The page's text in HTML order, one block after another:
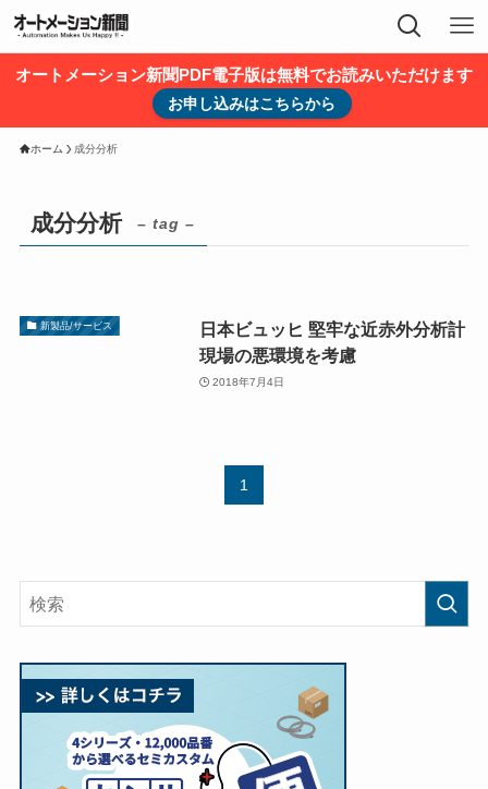
オートメーション新聞PDF電子版は無料でお読みいただけます
お申し込みはこちらから
ホーム 成分分析
成分分析 – tag –
新製品/サービス
日本ビュッヒ 堅牢な近赤外分析計
現場の悪環境を考慮
2018年7月4日
1